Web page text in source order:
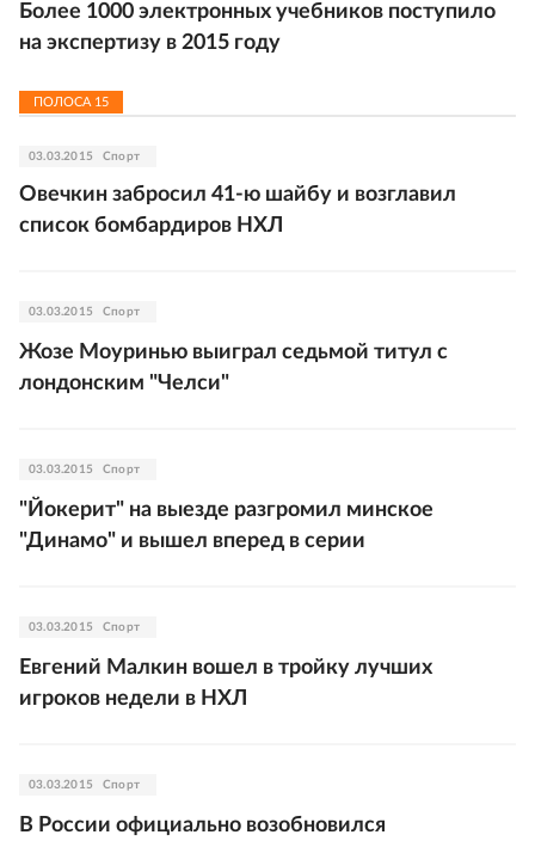
Более 1000 электронных учебников поступило
на экспертизу в 2015 году
ПОЛОСА 15
03.03.2015 Спорт
Овечкин забросил 41-ю шайбу и возглавил
список бомбардиров НХЛ
03.03.2015 Спорт
Жозе Моуринью выиграл седьмой титул с
лондонским "Челси"
03.03.2015 Спорт
"Йокерит" на выезде разгромил минское
"Динамо" и вышел вперед в серии
03.03.2015 Спорт
Евгений Малкин вошел в тройку лучших
игроков недели в НХЛ
03.03.2015 Спорт
В России официально возобновился